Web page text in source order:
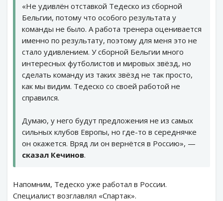
«Не удивлён отставкой Тедеско из сборной
Бельгии, потому что особого результата у
команды не было. А работа тренера оценивается
именно по результату, поэтому для меня это не
стало удивлением. У сборной Бельгии много
интересных футболистов и мировых звёзд, но
сделать команду из таких звёзд не так просто,
как мы видим. Тедеско со своей работой не
справился.
Думаю, у него будут предложения не из самых
сильных клубов Европы, но где-то в середнячке
он окажется. Вряд ли он вернётся в Россию», —
сказал Кечинов.
Напомним, Тедеско уже работал в России.
Специалист возглавлял «Спартак».